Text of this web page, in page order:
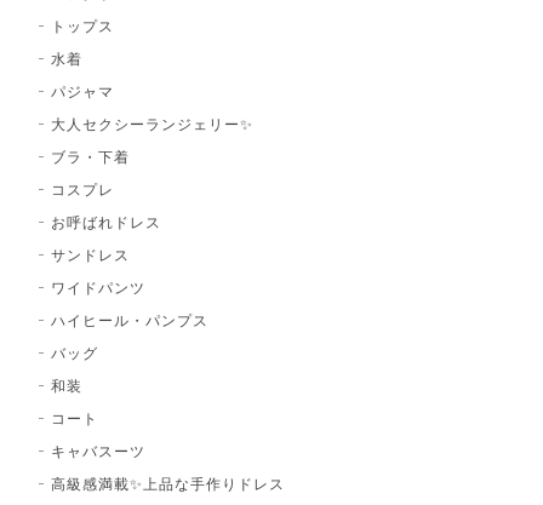
トップス
水着
パジャマ
大人セクシーランジェリー✨
ブラ・下着
コスプレ
お呼ばれドレス
サンドレス
ワイドパンツ
ハイヒール・パンプス
バッグ
和装
コート
キャバスーツ
高級感満載✨上品な手作りドレス